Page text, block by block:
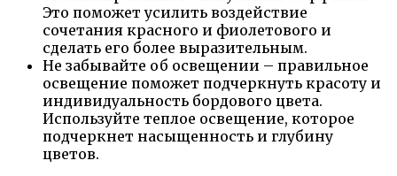
Это поможет усилить воздействие
сочетания красного и фиолетового и
сделать его более выразительным.
Не забывайте об освещении – правильное
освещение поможет подчеркнуть красоту и
индивидуальность бордового цвета.
Используйте теплое освещение, которое
подчеркнет насыщенность и глубину
цветов.